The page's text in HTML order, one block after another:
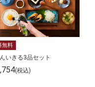
無料
いきる3品セット
(税込)